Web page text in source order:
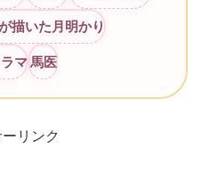
描いた月明かり
マ 馬医
リンク